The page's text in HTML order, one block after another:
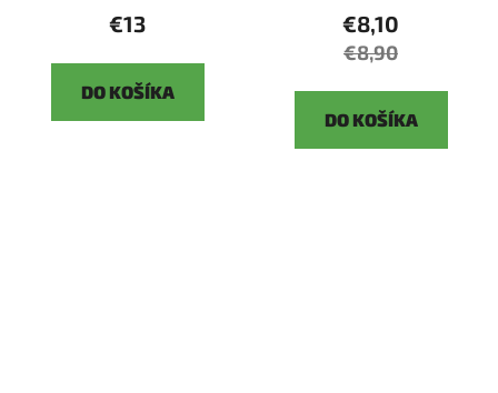
€13
DO KOŠÍKA
€8,10
€8,90
DO KOŠÍKA